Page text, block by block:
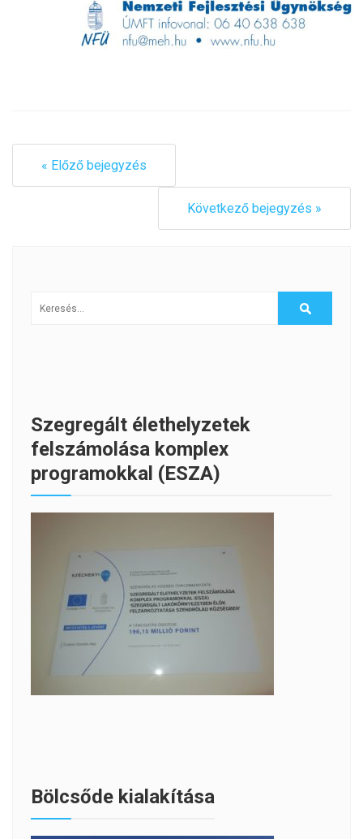
« Előző bejegyzés
Következő bejegyzés »
Szegregált élethelyzetek
felszámolása komplex
programokkal (ESZA)
Bölcsőde kialakítása